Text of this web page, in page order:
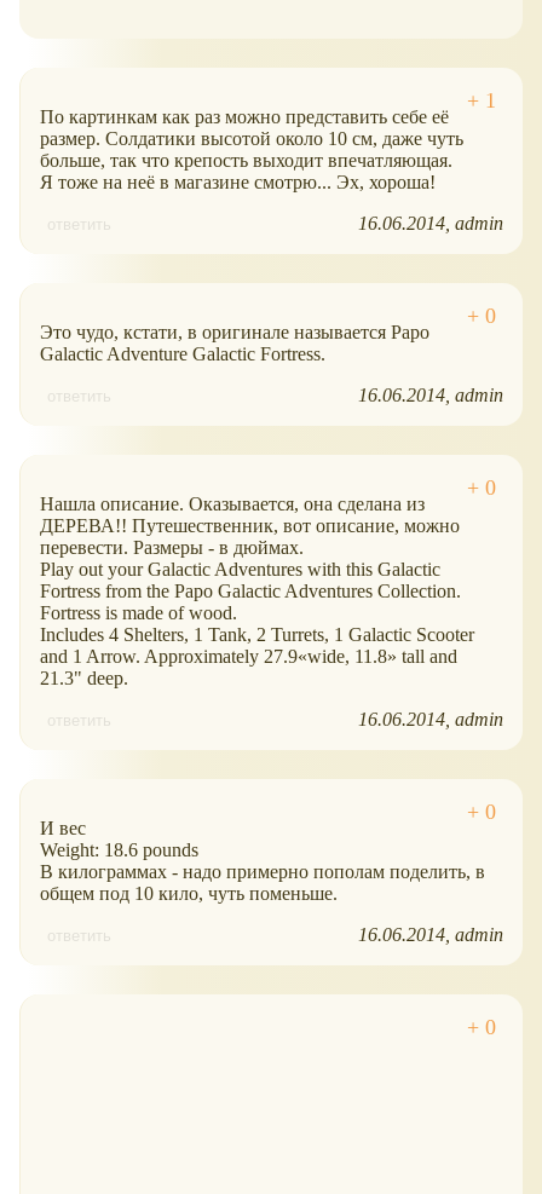
По картинкам как раз можно представить себе её
размер. Солдатики высотой около 10 см, даже чуть
больше, так что крепость выходит впечатляющая.
Я тоже на неё в магазине смотрю... Эх, хороша!
ответить 16.06.2014 admin
Это чудо, кстати, в оригинале называется Papo
Galactic Adventure Galactic Fortress.
ответить 16.06.2014 admin
Нашла описание. Оказывается, она сделана из
ДЕРЕВА!! Путешественник, вот описание, можно
перевести. Размеры - в дюймах.
Play out your Galactic Adventures with this Galactic
Fortress from the Papo Galactic Adventures Collection.
Fortress is made of wood.
Includes 4 Shelters, 1 Tank, 2 Turrets, 1 Galactic Scooter
and 1 Arrow. Approximately 27.9 wide, 11.8
tall and
21.3" deep.
ответить 16.06.2014 admin
И вес
Weight: 18.6 pounds
В килограммах - надо примерно пополам поделить, в
общем под 10 кило, чуть поменьше.
ответить 16.06.2014 admin